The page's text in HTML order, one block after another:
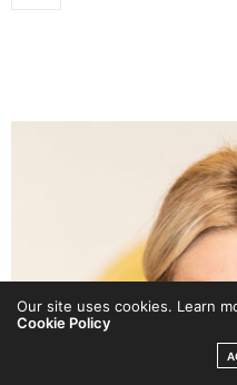
Our site uses cookies. Learn
Cookie Policy